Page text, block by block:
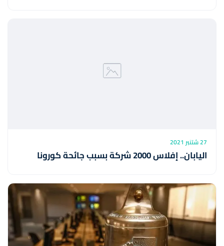
27 شتنبر 2021
اليابان.. إفلاس 2000 شركة بسبب جائحة كورونا